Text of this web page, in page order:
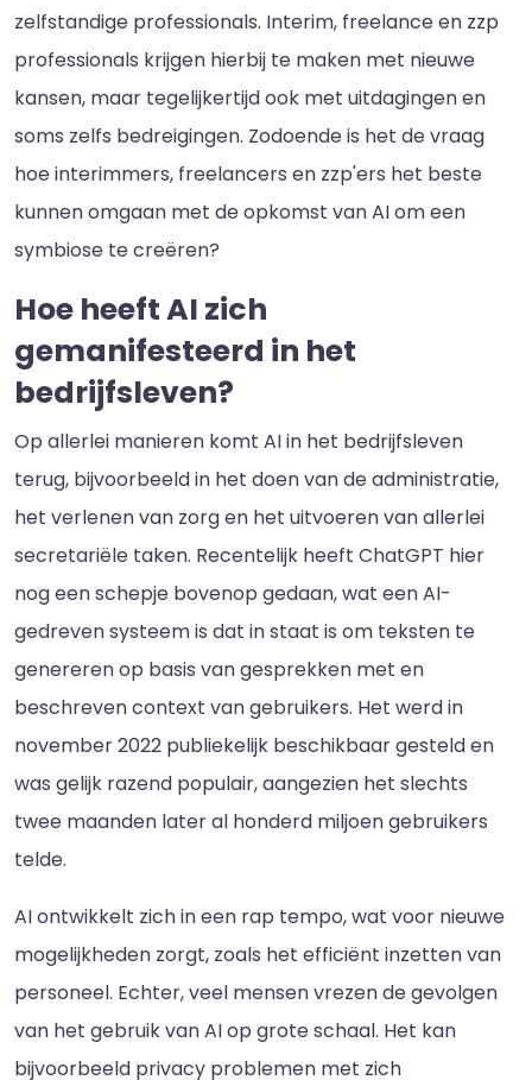
zelfstandige professionals. Interim, freelance en zzp
professionals krijgen hierbij te maken met nieuwe
kansen, maar tegelijkertijd ook met uitdagingen en
soms zelfs bedreigingen. Zodoende is het de vraag
hoe interimmers, freelancers en zzp'ers het beste
kunnen omgaan met de opkomst van AI om een
symbiose te creëren?
Hoe heeft AI zich
gemanifesteerd in het
bedrijfsleven?
Op allerlei manieren komt AI in het bedrijfsleven
terug, bijvoorbeeld in het doen van de administratie,
het verlenen van zorg en het uitvoeren van allerlei
secretariële taken. Recentelijk heeft ChatGPT hier
nog een schepje bovenop gedaan, wat een AI-
gedreven systeem is dat in staat is om teksten te
genereren op basis van gesprekken met en
beschreven context van gebruikers. Het werd in
november 2022 publiekelijk beschikbaar gesteld en
was gelijk razend populair, aangezien het slechts
twee maanden later al honderd miljoen gebruikers
telde.
AI ontwikkelt zich in een rap tempo, wat voor nieuwe
mogelijkheden zorgt, zoals het efficiënt inzetten van
personeel. Echter, veel mensen vrezen de gevolgen
van het gebruik van AI op grote schaal. Het kan
bijvoorbeeld privacy problemen met zich